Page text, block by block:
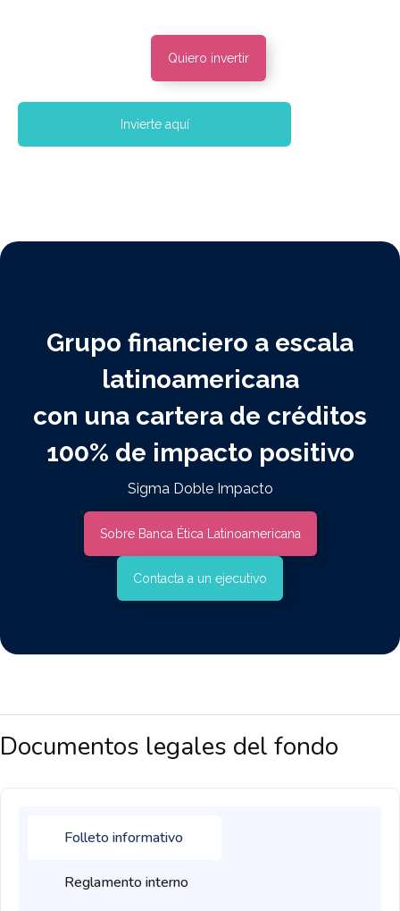
Quiero invertir
Invierte aquí
Grupo financiero a escala
latinoamericana
con una cartera de créditos
100% de impacto positivo
Sigma Doble Impacto
Sobre Banca Ética Latinoamericana
Contacta a un ejecutivo
Documentos legales del fondo
Folleto informativo
Reglamento interno